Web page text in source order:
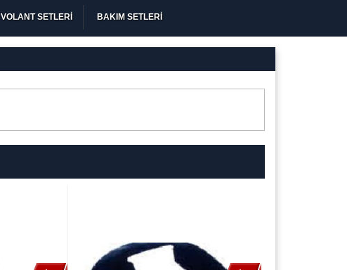
VOLANT SETLERİ BAKIM SETLERİ